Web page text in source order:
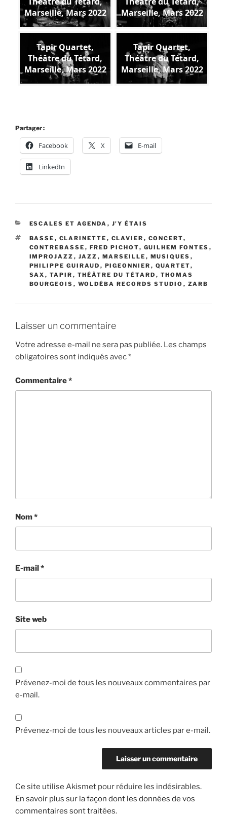
Marseille, Mars 2022
Marseille, Mars 2022
Tapir Quartet,
Théâtre du Tétard,
Marseille, Mars 2022
Tapir Quartet,
Théâtre du Tétard,
Marseille, Mars 2022
Partager :
Facebook X E-mail
LinkedIn
CATÉGORIES
ESCALES ET AGENDA , J'Y ÉTAIS
ÉTIQUETTES
BASSE , CLARINETTE , CLAVIER , CONCERT,
CONTREBASSE , FRED PICHOT, GUILHEM FONTES ,
IMPROJAZZ , JAZZ , MARSEILLE , MUSIQUES ,
PHILIPPE GUIRAUD , PIGEONNIER , QUARTET,
SAX , TAPIR , THÉÂTRE DU TÉTARD , THOMAS
BOURGEOIS , WOLDÉBA RECORDS STUDIO , ZARB
Laisser un commentaire
Votre adresse e-mail ne sera pas publiée. Les champs
obligatoires sont indiqués avec*
Commentaire*
Nom*
E-mail*
Site web
Prévenez-moi de tous les nouveaux commentaires par
e-mail.
Prévenez-moi de tous les nouveaux articles par e-mail.
Ce site utilise Akismet pour réduire les indésirables.
En savoir plus sur la façon dont les données de vos
commentaires sont traitées.